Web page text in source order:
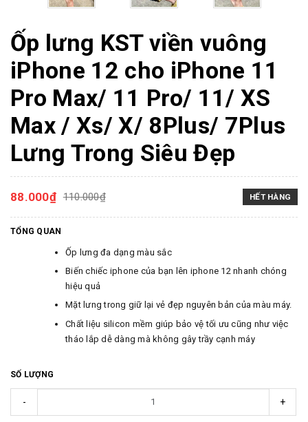
Ốp lưng KST viền vuông
iPhone 12 cho iPhone 11
Pro Max/ 11 Pro/ 11/ XS
Max / Xs/ X/ 8Plus/ 7Plus
Lưng Trong Siêu Đẹp
88.000₫ 110.000₫ HẾT HÀNG
TỔNG QUAN
Ốp lưng đa dạng màu sắc
Biến chiếc iphone của bạn lên iphone 12 nhanh chóng
hiệu quả
Mặt lưng trong giữ lại vẻ đẹp nguyên bản của màu máy.
Chất liệu silicon mềm giúp bảo vệ tối ưu cũng như việc
tháo lắp dễ dàng mà không gây trầy cạnh máy
SỐ LƯỢNG
- +